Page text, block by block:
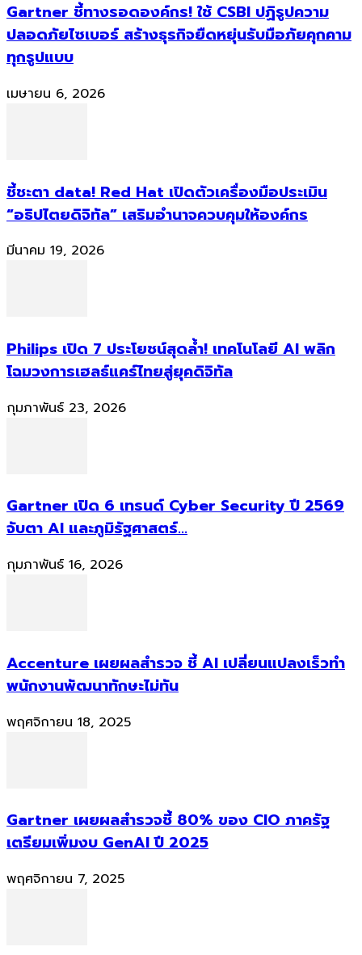
Gartner ชี้ทางรอดองค์กร! ใช้ CSBI ปฏิรูปความ
ปลอดภัยไซเบอร์ สร้างธุรกิจยืดหยุ่นรับมือภัยคุกคาม
ทุกรูปแบบ
เมษายน 6, 2026
ชี้ชะตา data! Red Hat เปิดตัวเครื่องมือประเมิน
“อธิปไตยดิจิทัล” เสริมอำนาจควบคุมให้องค์กร
มีนาคม 19, 2026
Philips เปิด 7 ประโยชน์สุดล้ำ! เทคโนโลยี AI พลิก
โฉมวงการเฮลธ์แคร์ไทยสู่ยุคดิจิทัล
กุมภาพันธ์ 23, 2026
Gartner เปิด 6 เทรนด์ Cyber Security ปี 2569
จับตา AI และภูมิรัฐศาสตร์...
กุมภาพันธ์ 16, 2026
Accenture เผยผลสำรวจ ชี้ AI เปลี่ยนแปลงเร็วทำ
พนักงานพัฒนาทักษะไม่ทัน
พฤศจิกายน 18, 2025
Gartner เผยผลสำรวจชี้ 80% ของ CIO ภาครัฐ
เตรียมเพิ่มงบ GenAI ปี 2025
พฤศจิกายน 7, 2025